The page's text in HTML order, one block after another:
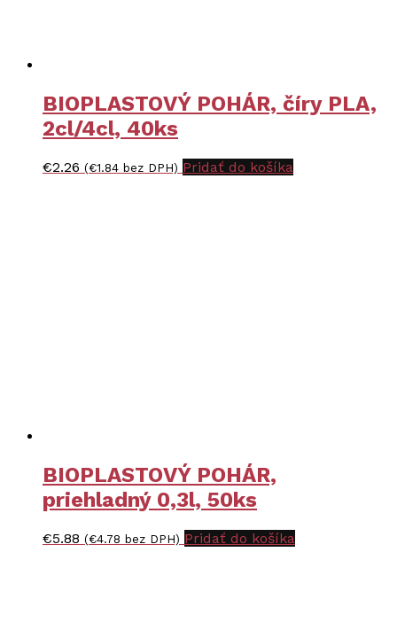
BIOPLASTOVÝ POHÁR, číry PLA,
2cl/4cl, 40ks
€2.26 (€1.84 bez DPH) Pridať do košíka
BIOPLASTOVÝ POHÁR,
priehladný 0,3l, 50ks
€5.88 (€4.78 bez DPH) Pridať do košíka